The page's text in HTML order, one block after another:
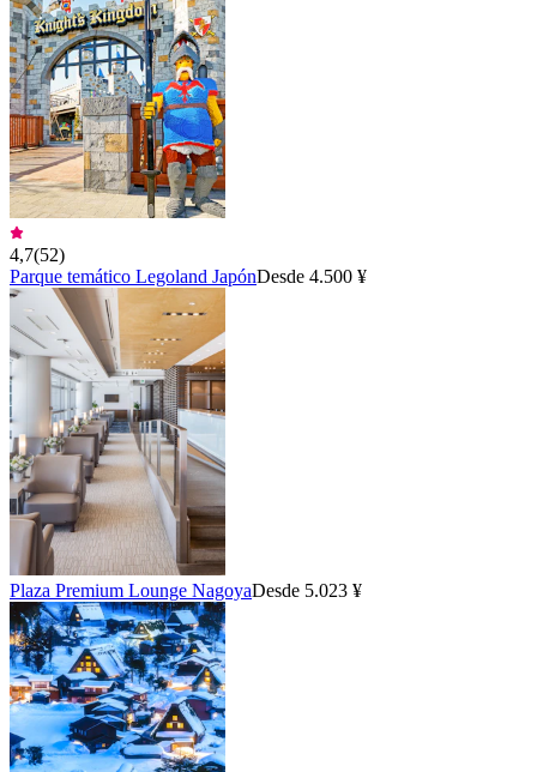
4,7(52)
Parque temático Legoland JapónDesde 4.500 ¥
Plaza Premium Lounge NagoyaDesde 5.023 ¥